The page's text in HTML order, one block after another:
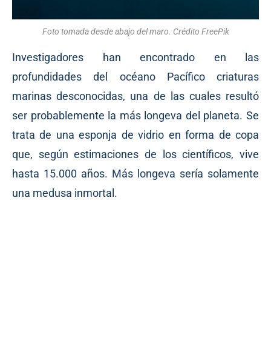
Foto tomada desde abajo del maro. Crédito FreePik
Investigadores han encontrado en las
profundidades del océano Pacífico criaturas
marinas desconocidas, una de las cuales resultó
ser probablemente la más longeva del planeta. Se
trata de una esponja de vidrio en forma de copa
que, según estimaciones de los científicos, vive
hasta 15.000 años. Más longeva sería solamente
una medusa inmortal.